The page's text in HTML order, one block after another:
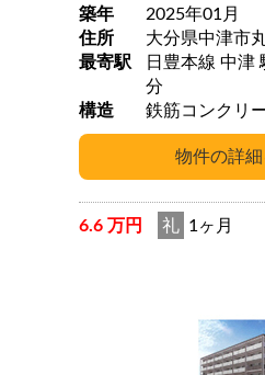
築年
2025年01月
住所
大分県中津市丸
最寄駅
日豊本線 中津 駅 徒歩 15
分
構造
鉄筋コンクリ
6.6 万円 礼 1ヶ月